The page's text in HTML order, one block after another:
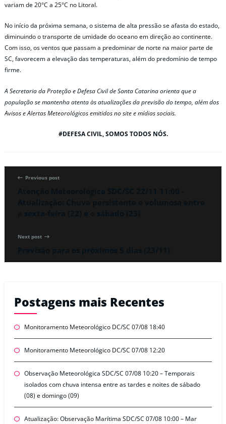
variam de 20°C a 25°C no Litoral.
No início da próxima semana, o sistema de alta pressão se afasta do estado,
diminuindo o transporte de umidade do oceano em direção ao continente.
Com isso, os ventos que passam a predominar de norte na maior parte de
SC, favorecem a elevação das temperaturas, além do predomínio de tempo
firme.
A Secretaria da Proteção e Defesa Civil de Santa Catarina orienta que a
população se mantenha atenta às atualizações da previsão do tempo, além dos
Avisos e Alertas Meteorológicos emitidos no site e mídias sociais.
#DEFESA CIVIL, SOMOS TODOS NÓS.
Previous post
Next post
Postagens mais Recentes
Monitoramento Meteorológico DC/SC 07/08 18:40
Monitoramento Meteorológico DC/SC 07/08 12:20
Observação Meteorológica SDC/SC 07/08 10:20 – Temporais
isolados com chuva intensa entre as tardes e noites de sábado
(08) e domingo (09)
Atualização: Observação Marítima SDC/SC 07/08 10:00 – Mar